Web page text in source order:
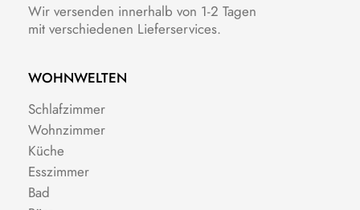
Wir versenden innerhalb von 1-2 Tagen
mit verschiedenen Lieferservices.
WOHNWELTEN
Schlafzimmer
Wohnzimmer
Küche
Esszimmer
Bad